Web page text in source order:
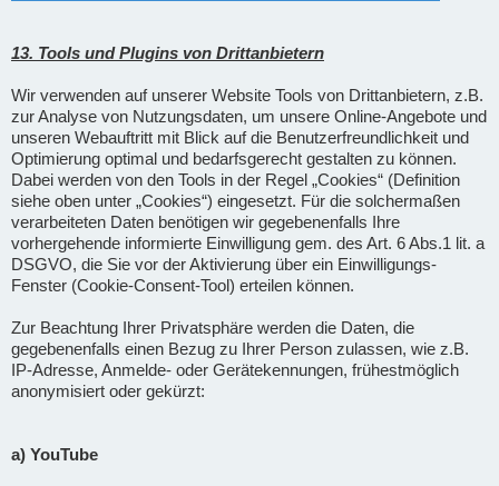
13. Tools und Plugins von Drittanbietern
Wir verwenden auf unserer Website Tools von Drittanbietern, z.B.
zur Analyse von Nutzungsdaten, um unsere Online-Angebote und
unseren Webauftritt mit Blick auf die Benutzerfreundlichkeit und
Optimierung optimal und bedarfsgerecht gestalten zu können.
Dabei werden von den Tools in der Regel „Cookies“ (Definition
siehe oben unter „Cookies“) eingesetzt. Für die solchermaßen
verarbeiteten Daten benötigen wir gegebenenfalls Ihre
vorhergehende informierte Einwilligung gem. des Art. 6 Abs.1 lit. a
DSGVO, die Sie vor der Aktivierung über ein Einwilligungs-
Fenster (Cookie-Consent-Tool) erteilen können.
Zur Beachtung Ihrer Privatsphäre werden die Daten, die
gegebenenfalls einen Bezug zu Ihrer Person zulassen, wie z.B.
IP-Adresse, Anmelde- oder Gerätekennungen, frühestmöglich
anonymisiert oder gekürzt:
a) YouTube